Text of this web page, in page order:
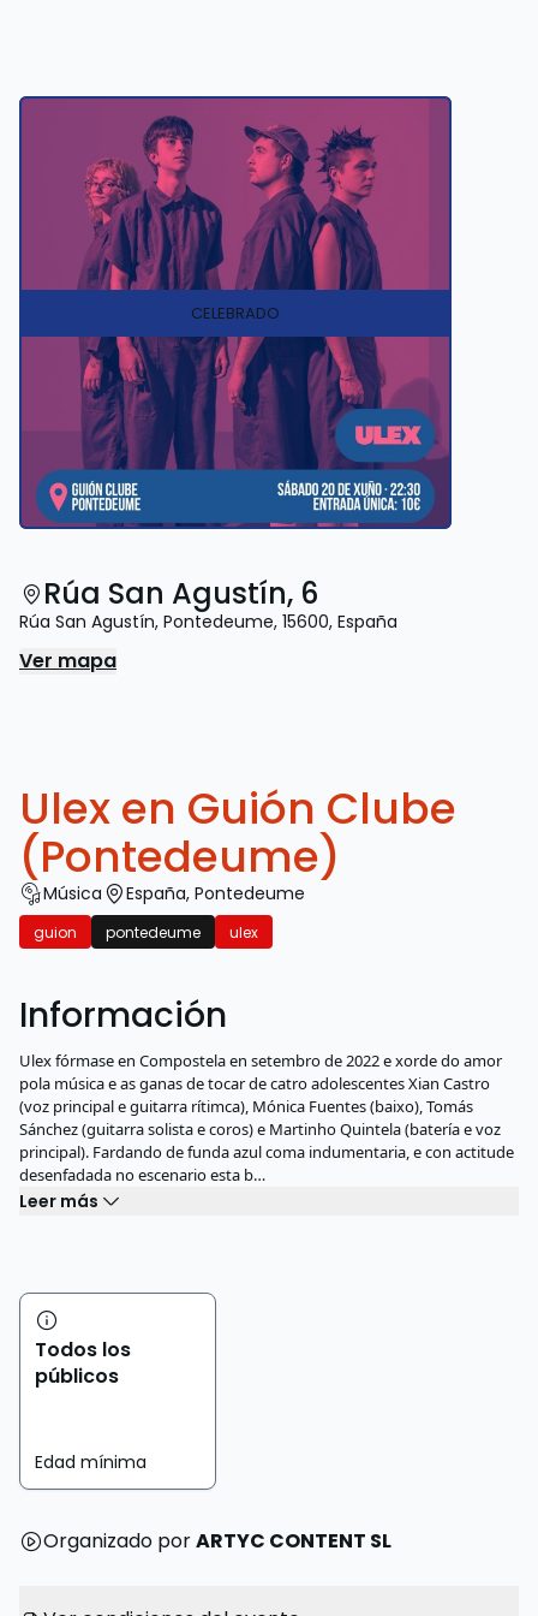
CELEBRADO
Rúa San Agustín, 6
Rúa San Agustín, Pontedeume, 15600, España
Ver mapa
Ulex en Guión Clube
(Pontedeume)
Música España, Pontedeume
guion pontedeume ulex
Información
Ulex fórmase en Compostela en setembro de 2022 e xorde do amor
pola música e as ganas de tocar de catro adolescentes Xian Castro
(voz principal e guitarra rítimca), Mónica Fuentes (baixo), Tomás
Sánchez (guitarra solista e coros) e Martinho Quintela (batería e voz
principal). Fardando de funda azul coma indumentaria, e con actitude
desenfadada no escenario esta b…
Leer más
Todos los
públicos
Edad mínima
Organizado porARTYC CONTENT SL